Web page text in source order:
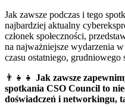
Jak zawsze podczas i tego
najbardziej aktualny
członek społeczności,
na najważniejsze wydarzenia
czasu ostatniego, grudniowego
👨‍👧‍👧 Jak zawsze
spotkania CSO Council to
doświadczeń i networkingu,